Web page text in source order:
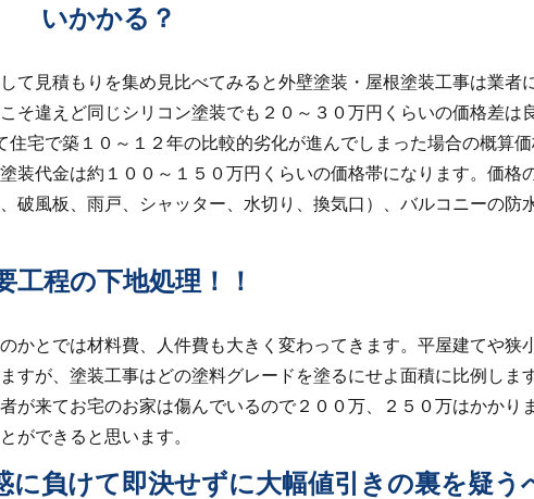
いかかる？
て見積もりを集め見比べてみると外壁塗装・屋根塗装工事は業者
そ違えど同じシリコン塗装でも２０～３０万円くらいの価格差は
宅で築１０～１２年の比較的劣化が進んでしまった場合の概算
装代金は約１００～１５０万円くらいの価格帯になります。価格
破風板、雨戸、シャッター、水切り、換気口）、バルコニーの防
工程の下地処理！！
かとでは材料費、人件費も大きく変わってきます。平屋建てや狭
が、塗装工事はどの塗料グレードを塗るにせよ面積に比例しま
が来てお宅のお家は傷んでいるので２００万、２５０万はかかり
ができると思います。
に負けて即決せずに大幅値引きの裏を疑う